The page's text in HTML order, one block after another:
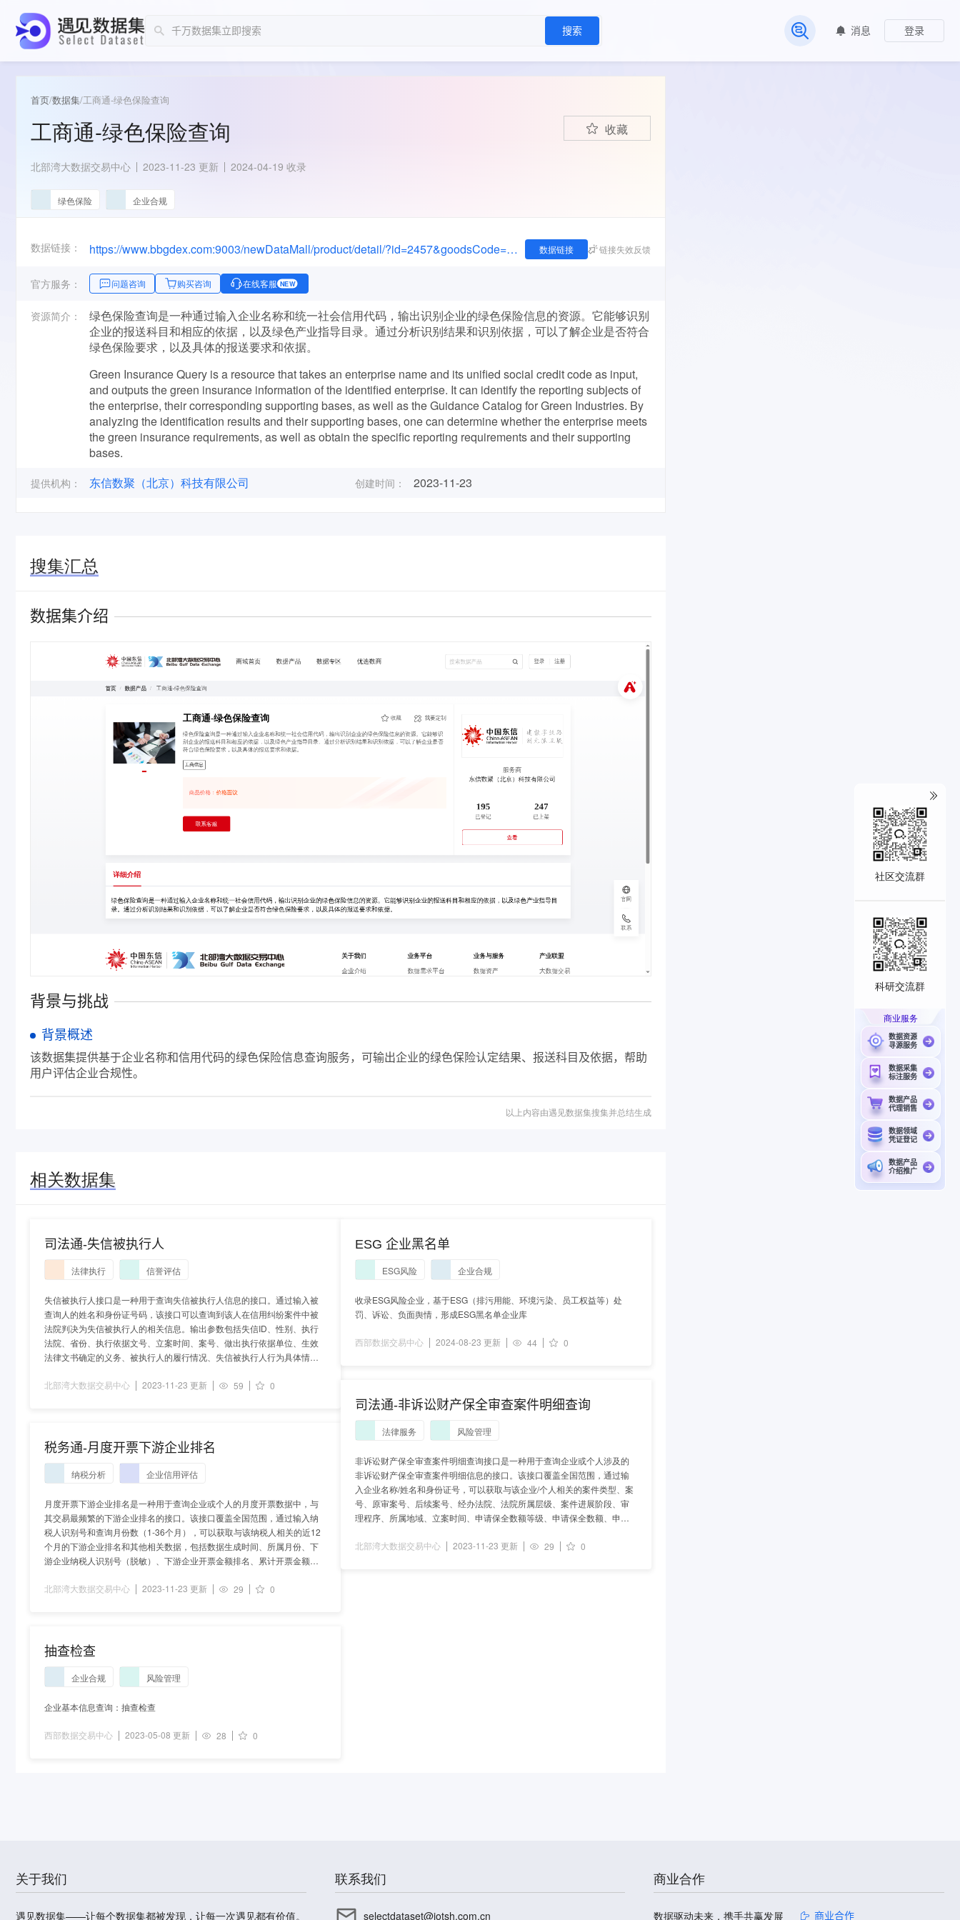
搜索
常见问题
消息 登录
首页/数据集/工商通-绿色保险查询
工商通-绿色保险查询 收藏
北部湾大数据交易中心 2023-11-23 更新 2024-04-19 收录
绿色保险 企业合规
数据链接： https://www.bbgdex.com:9003/newDataMall/product/detail/?id=2457&goodsCode=&zoneNo=&title=工商通-绿色保险查询&zoneName= 数据链接 链接失效反馈
官方服务： 问题咨询 购买咨询 在线客服 NEW
资源简介：
绿色保险查询是一种通过输入企业名称和统一社会信用代码，输出识别企业的绿色保险信息的资源。它能够识别
企业的报送科目和相应的依据，以及绿色产业指导目录。通过分析识别结果和识别依据，可以了解企业是否符合
绿色保险要求，以及具体的报送要求和依据。
Green Insurance Query is a resource that takes an enterprise name and its unified social credit code as input,
and outputs the green insurance information of the identified enterprise. It can identify the reporting subjects of
the enterprise, their corresponding supporting bases, as well as the Guidance Catalog for Green Industries. By
analyzing the identification results and their supporting bases, one can determine whether the enterprise meets
the green insurance requirements, as well as obtain the specific reporting requirements and their supporting
bases.
提供机构： 东信数聚（北京）科技有限公司 创建时间： 2023-11-23
搜集汇总
数据集介绍
背景与挑战
背景概述
该数据集提供基于企业名称和信用代码的绿色保险信息查询服务，可输出企业的绿色保险认定结果、报送科目及依据，帮助
用户评估企业合规性。
以上内容由遇见数据集搜集并总结生成
相关数据集
司法通-失信被执行人
法律执行 信誉评估
失信被执行人接口是一种用于查询失信被执行人信息的接口。通过输入被
查询人的姓名和身份证号码，该接口可以查询到该人在信用纠纷案件中被
法院判决为失信被执行人的相关信息。输出参数包括失信ID、性别、执行
法院、省份、执行依据文号、立案时间、案号、做出执行依据单位、生效
法律文书确定的义务、被执行人的履行情况、失信被执行人行为具体情
北部湾大数据交易中心
2023-11-23 更新 59 0
税务通-月度开票下游企业排名
纳税分析 企业信用评估
月度开票下游企业排名是一种用于查询企业或个人的月度开票数据中，与
其交易最频繁的下游企业排名的接口。该接口覆盖全国范围，通过输入纳
税人识别号和查询月份数（1-36个月），可以获取与该纳税人相关的近12
个月的下游企业排名和其他相关数据，包括数据生成时间、所属月份、下
游企业纳税人识别号（脱敏）、下游企业开票金额排名、累计开票金额、
北部湾大数据交易中心
2023-11-23 更新 29 0
抽查检查
企业合规 风险管理
企业基本信息查询：抽查检查
西部数据交易中心 2023-05-08 更新 28 0
ESG 企业黑名单
ESG风险 企业合规
收录ESG风险企业，基于ESG（排污用能、环境污染、员工权益等）处
罚、诉讼、负面舆情，形成ESG黑名单企业库
西部数据交易中心 2024-08-23 更新 44 0
司法通-非诉讼财产保全审查案件明细查询
法律服务 风险管理
非诉讼财产保全审查案件明细查询接口是一种用于查询企业或个人涉及的
非诉讼财产保全审查案件明细信息的接口。该接口覆盖全国范围，通过输
入企业名称/姓名和身份证号，可以获取与该企业/个人相关的案件类型、案
号、原审案号、后续案号、经办法院、法院所属层级、案件进展阶段、审
理程序、所属地域、立案时间、申请保全数额等级、申请保全数额、申请
等。
北部湾大数据交易中心 2023-11-23 更新 29 0
关于我们
遇见数据集——让每个数据集都被发现，让每一次遇见都有价值。
联系我们
selectdataset@iotsh.com.cn
商业合作
数据驱动未来，携手共赢发展 商业合作
社区交流群
科研交流群
商业服务
数据资源
寻源服务
数据采集
标注服务
数据产品
代理销售
数据领域
凭证登记
数据产品
介绍推广